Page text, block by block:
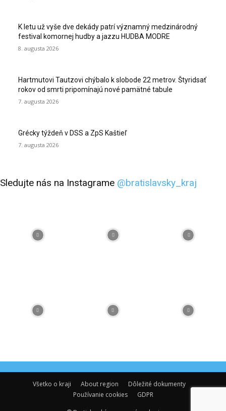
K letu už vyše dve dekády patrí významný medzinárodný
festival komornej hudby a jazzu HUDBA MODRE
8. augusta 2026
Hartmutovi Tautzovi chýbalo k slobode 22 metrov. Štyridsať
rokov od smrti pripomínajú nové pamätné tabule
7. augusta 2026
Grécky týždeň v DSS a ZpS Kaštieľ
7. augusta 2026
Sledujte nás na Instagrame @bratislavsky_kraj
Všetko o kraji
About region
Dôležité dokumenty
Používanie cookies
GDPR